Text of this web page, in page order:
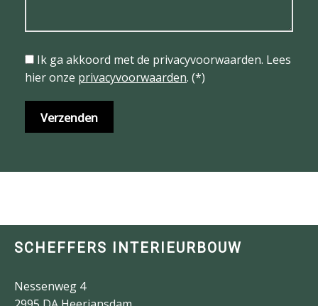
Ik ga akkoord met de privacyvoorwaarden. Lees
hier onze privacyvoorwaarden. (*)
SCHEFFERS INTERIEURBOUW
Nessenweg 4